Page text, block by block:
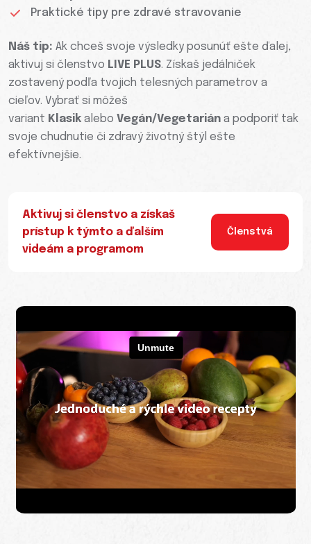
Praktické tipy pre zdravé stravovanie
Náš tip: Ak chceš svoje výsledky posunúť ešte ďalej,
aktivuj si členstvo LIVE PLUS. Získaš jedálniček
zostavený podľa tvojich telesných parametrov a
cieľov. Vybrať si môžeš
variant Klasik alebo Vegán/Vegetarián a podporiť tak
svoje chudnutie či zdravý životný štýl ešte
efektívnejšie.
Aktivuj si členstvo a získaš
prístup k týmto a ďalším
videám a programom
Členstvá